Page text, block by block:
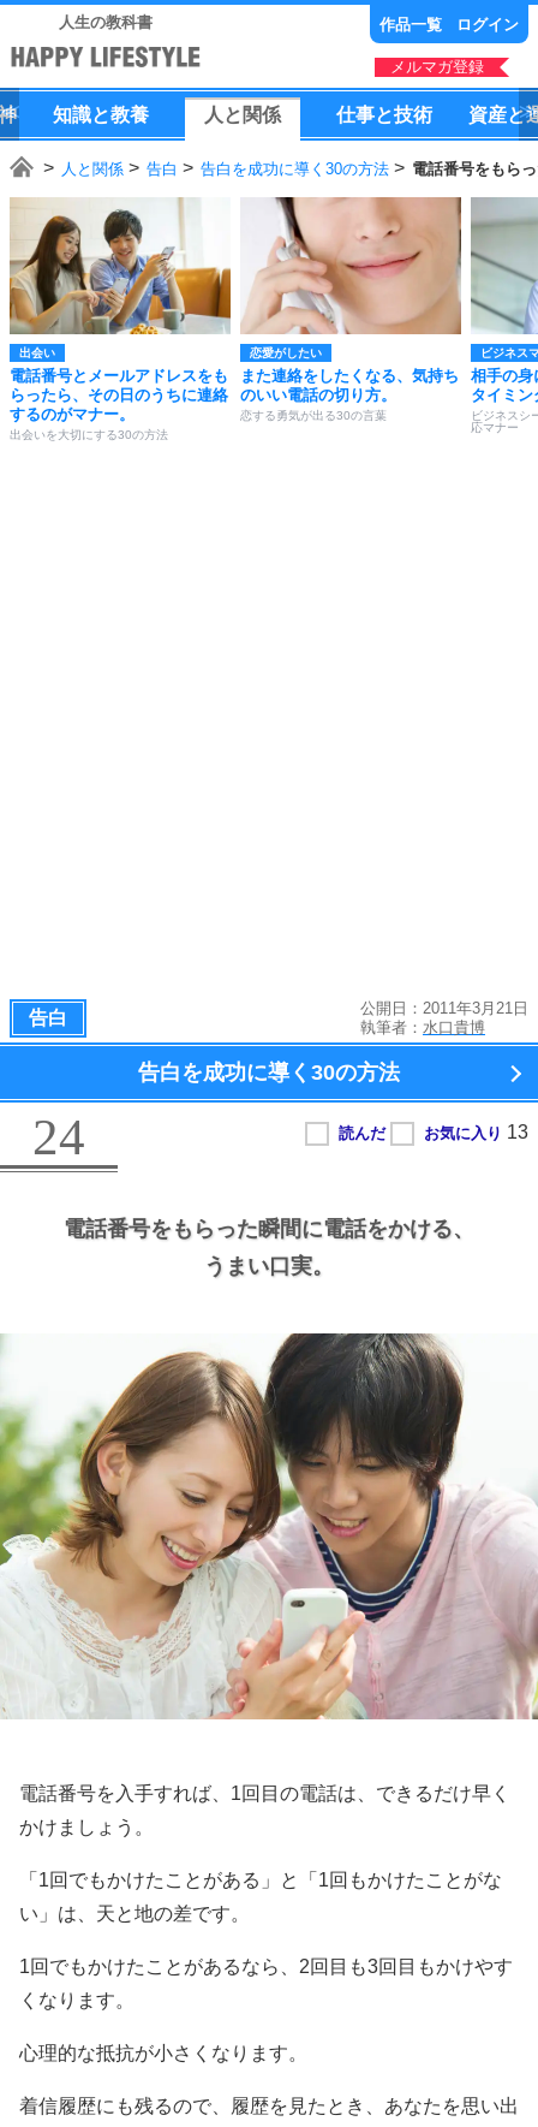
人生の教科書 作品一覧 ログイン
メルマガ登録
知識と教養 人 と 関係 仕事と技術 資産と
人と関係 告白 告白を成功に導く30の方法 電話番号をもら
出会い
電話番号とメールアドレスをも
らったら、その日のうちに連絡
するのがマナー。
出会いを大切にする30の方法
恋愛がしたい
また連絡をしたくなる、気持ち
のいい電話の切り方。
恋する勇気が出る30の言葉
ビジネス
相手の身
タイミン
ビジネスシ
応マナー
告白
公開日：2011年3月21日
執筆者： 水口貴博
告白を成功に導く 30の方法
24
電話番号をもらった瞬間に電話をかける、
うまい口実。
電話番号を入手すれば、1回目の電話は、できるだけ早く
かけましょう。
「1回でもかけたことがある」と「1回もかけたことがな
い」は、天と地の差です。
1回でもかけたことがあるなら、2回目も3回目もかけやす
くなります。
心理的な抵抗が小さくなります。
着信履歴にも残るので、履歴を見たとき、あなたを思い出